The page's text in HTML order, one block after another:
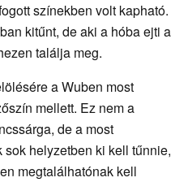
színekben volt kapható.
kitűnt, de aki a hóba ejti a
találja meg.
a Wuben most
mellett. Ez nem a
de a most
helyzetben ki kell tűnnie,
megtalálhatónak kell